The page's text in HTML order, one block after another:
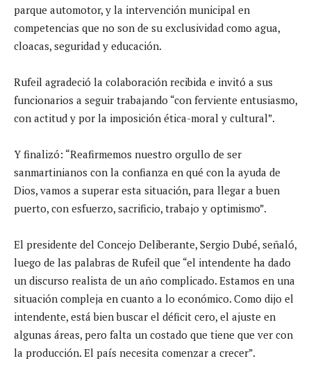
parque automotor, y la intervención municipal en
competencias que no son de su exclusividad como agua,
cloacas, seguridad y educación.
Rufeil agradeció la colaboración recibida e invitó a sus
funcionarios a seguir trabajando “con ferviente entusiasmo,
con actitud y por la imposición ética-moral y cultural”.
Y finalizó: “Reafirmemos nuestro orgullo de ser
sanmartinianos con la confianza en qué con la ayuda de
Dios, vamos a superar esta situación, para llegar a buen
puerto, con esfuerzo, sacrificio, trabajo y optimismo”.
El presidente del Concejo Deliberante, Sergio Dubé, señaló,
luego de las palabras de Rufeil que “el intendente ha dado
un discurso realista de un año complicado. Estamos en una
situación compleja en cuanto a lo económico. Como dijo el
intendente, está bien buscar el déficit cero, el ajuste en
algunas áreas, pero falta un costado que tiene que ver con
la producción. El país necesita comenzar a crecer”.